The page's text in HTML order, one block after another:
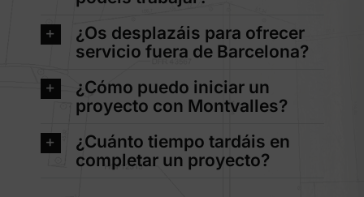
¿Os desplazáis para ofrecer
servicio fuera de Barcelona?
¿Cómo puedo iniciar un
proyecto con Montvalles?
¿Cuánto tiempo tardáis en
completar un proyecto?